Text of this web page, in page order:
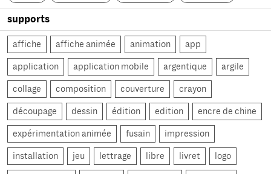
supports
affiche affiche animée animation app
application application mobile argentique argile
collage composition couverture crayon
découpage dessin édition edition encre de chine
expérimentation animée fusain impression
installation jeu lettrage libre livret logo